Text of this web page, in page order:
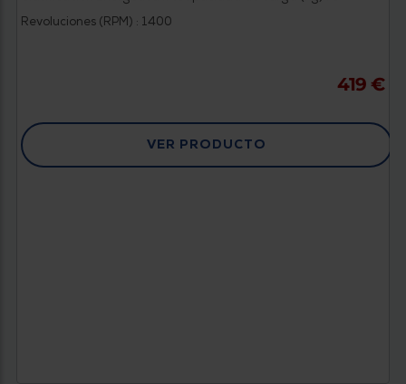
Revoluciones (RPM) : 1400
419 €
VER PRODUCTO